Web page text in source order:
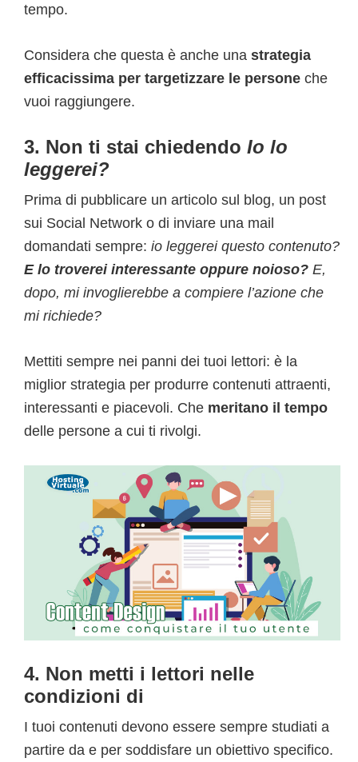
tempo.
Considera che questa è anche una strategia
efficacissima per targetizzare le persone che
vuoi raggiungere.
3. Non ti stai chiedendo Io lo
leggerei?
Prima di pubblicare un articolo sul blog, un post
sui Social Network o di inviare una mail
domandati sempre: io leggerei questo contenuto?
E lo troverei interessante oppure noioso? E,
dopo, mi invoglierebbe a compiere l’azione che
mi richiede?
Mettiti sempre nei panni dei tuoi lettori: è la
miglior strategia per produrre contenuti attraenti,
interessanti e piacevoli. Che meritano il tempo
delle persone a cui ti rivolgi.
4. Non metti i lettori nelle
condizioni di
I tuoi contenuti devono essere sempre studiati a
partire da e per soddisfare un obiettivo specifico.